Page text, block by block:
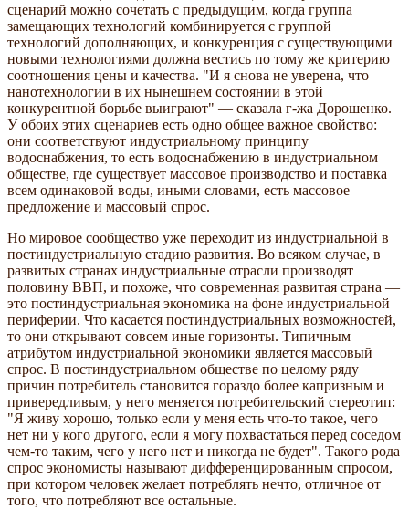
сценарий можно сочетать с предыдущим, когда группа
замещающих технологий комбинируется с группой
технологий дополняющих, и конкуренция с существующими
новыми технологиями должна вестись по тому же критерию
соотношения цены и качества. "И я снова не уверена, что
нанотехнологии в их нынешнем состоянии в этой
конкурентной борьбе выиграют" — сказала г-жа Дорошенко.
У обоих этих сценариев есть одно общее важное свойство:
они соответствуют индустриальному принципу
водоснабжения, то есть водоснабжению в индустриальном
обществе, где существует массовое производство и поставка
всем одинаковой воды, иными словами, есть массовое
предложение и массовый спрос.
Но мировое сообщество уже переходит из индустриальной в
постиндустриальную стадию развития. Во всяком случае, в
развитых странах индустриальные отрасли производят
половину ВВП, и похоже, что современная развитая страна —
это постиндустриальная экономика на фоне индустриальной
периферии. Что касается постиндустриальных возможностей,
то они открывают совсем иные горизонты. Типичным
атрибутом индустриальной экономики является массовый
спрос. В постиндустриальном обществе по целому ряду
причин потребитель становится гораздо более капризным и
привередливым, у него меняется потребительский стереотип:
"Я живу хорошо, только если у меня есть что-то такое, чего
нет ни у кого другого, если я могу похвастаться перед соседом
чем-то таким, чего у него нет и никогда не будет". Такого рода
спрос экономисты называют дифференцированным спросом,
при котором человек желает потреблять нечто, отличное от
того, что потребляют все остальные.